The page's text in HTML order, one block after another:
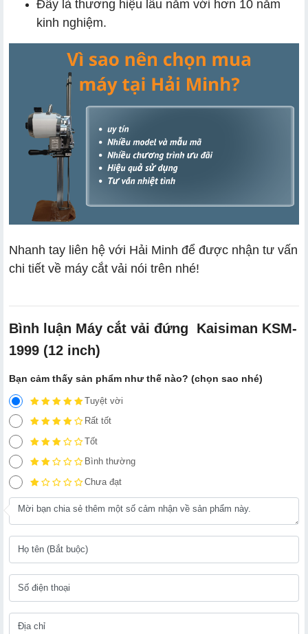
Đây là thương hiệu lâu năm với hơn 10 năm
kinh nghiệm.
Nhanh tay liên hệ với Hải Minh để được nhận tư vấn
chi tiết về máy cắt vải nói trên nhé!
Bình luận Máy cắt vải đứng Kaisiman KSM-
1999 (12 inch)
Bạn cảm thấy sản phẩm như thế nào? (chọn sao nhé)
Tuyệt vời
Rất tốt
Tốt
Bình thường
Chưa đạt